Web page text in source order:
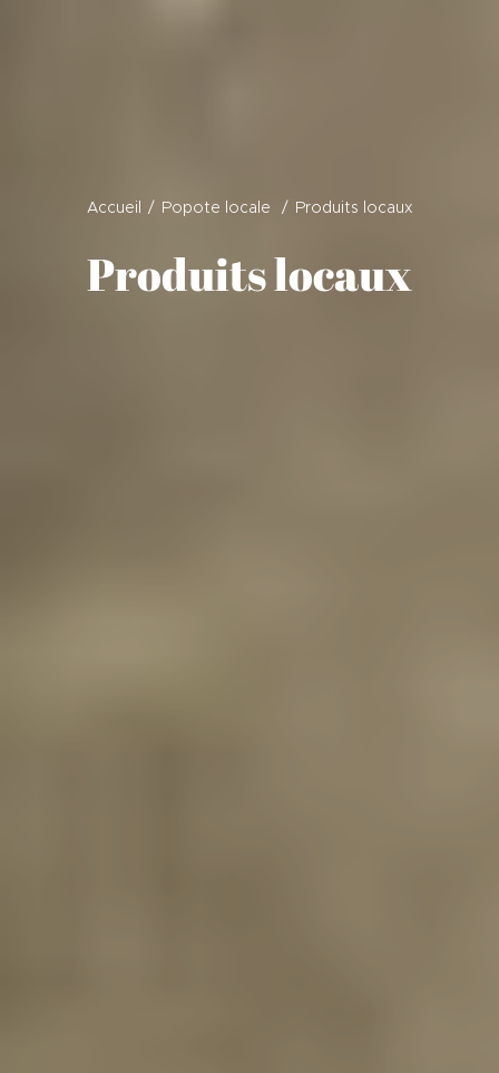
Accueil Popote locale Produits locaux
Produits locaux